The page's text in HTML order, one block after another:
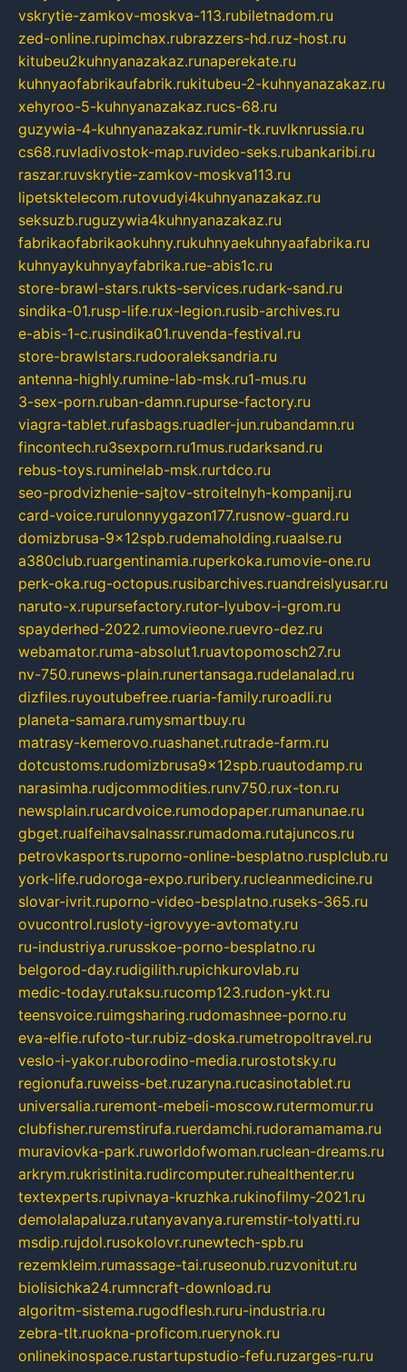
vskrytie-zamkov-moskva-113.rubiletnadom.ru
zed-online.rupimchax.rubrazzers-hd.ruz-host.ru
kitubeu2kuhnyanazakaz.runaperekate.ru
kuhnyaofabrikaufabrik.rukitubeu-2-kuhnyanazakaz.ru
xehyroo-5-kuhnyanazakaz.rucs-68.ru
guzywia-4-kuhnyanazakaz.rumir-tk.ruvlknrussia.ru
cs68.ruvladivostok-map.ruvideo-seks.rubankaribi.ru
raszar.ruvskrytie-zamkov-moskva113.ru
lipetsktelecom.rutovudyi4kuhnyanazakaz.ru
seksuzb.ruguzywia4kuhnyanazakaz.ru
fabrikaofabrikaokuhny.rukuhnyaekuhnyaafabrika.ru
kuhnyaykuhnyayfabrika.rue-abis1c.ru
store-brawl-stars.rukts-services.rudark-sand.ru
sindika-01.rusp-life.rux-legion.rusib-archives.ru
e-abis-1-c.rusindika01.ruvenda-festival.ru
store-brawlstars.rudooraleksandria.ru
antenna-highly.rumine-lab-msk.ru1-mus.ru
3-sex-porn.ruban-damn.rupurse-factory.ru
viagra-tablet.rufasbags.ruadler-jun.rubandamn.ru
fincontech.ru3sexporn.ru1mus.rudarksand.ru
rebus-toys.ruminelab-msk.rurtdco.ru
seo-prodvizhenie-sajtov-stroitelnyh-kompanij.ru
card-voice.rurulonnyygazon177.rusnow-guard.ru
domizbrusa-9x12spb.rudemaholding.ruaalse.ru
a380club.ruargentinamia.ruperkoka.rumovie-one.ru
perk-oka.rug-octopus.rusibarchives.ruandreislyusar.ru
naruto-x.rupursefactory.rutor-lyubov-i-grom.ru
spayderhed-2022.rumovieone.ruevro-dez.ru
webamator.ruma-absolut1.ruavtopomosch27.ru
nv-750.runews-plain.runertansaga.rudelanalad.ru
dizfiles.ruyoutubefree.ruaria-family.ruroadli.ru
planeta-samara.rumysmartbuy.ru
matrasy-kemerovo.ruashanet.rutrade-farm.ru
dotcustoms.rudomizbrusa9x12spb.ruautodamp.ru
narasimha.rudjcommodities.runv750.rux-ton.ru
newsplain.rucardvoice.rumodopaper.rumanunae.ru
gbget.rualfeihavsalnassr.rumadoma.rutajuncos.ru
petrovkasports.ruporno-online-besplatno.rusplclub.ru
york-life.rudoroga-expo.ruribery.rucleanmedicine.ru
slovar-ivrit.ruporno-video-besplatno.ruseks-365.ru
ovucontrol.rusloty-igrovyye-avtomaty.ru
ru-industriya.rurusskoe-porno-besplatno.ru
belgorod-day.rudigilith.rupichkurovlab.ru
medic-today.rutaksu.rucomp123.rudon-ykt.ru
teensvoice.ruimgsharing.rudomashnee-porno.ru
eva-elfie.rufoto-tur.rubiz-doska.rumetropoltravel.ru
veslo-i-yakor.ruborodino-media.rurostotsky.ru
regionufa.ruweiss-bet.ruzaryna.rucasinotablet.ru
universalia.ruremont-mebeli-moscow.rutermomur.ru
clubfisher.ruremstirufa.ruerdamchi.rudoramamama.ru
muraviovka-park.ruworldofwoman.ruclean-dreams.ru
arkrym.rukristinita.rudircomputer.ruhealthenter.ru
textexperts.rupivnaya-kruzhka.rukinofilmy-2021.ru
demolalapaluza.rutanyavanya.ruremstir-tolyatti.ru
msdip.rujdol.rusokolovr.runewtech-spb.ru
rezemkleim.rumassage-tai.ruseonub.ruzvonitut.ru
biolisichka24.rumncraft-download.ru
algoritm-sistema.rugodflesh.ruru-industria.ru
zebra-tlt.ruokna-proficom.ruerynok.ru
onlinekinospace.rustartupstudio-fefu.ruzarges-ru.ru